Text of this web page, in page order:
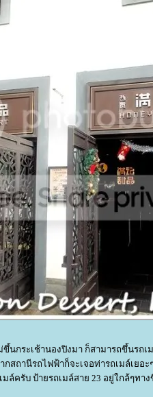
นกระเช้านองปิงมา ก็สามารถขึ้นรถเ
กสถานีรถไฟฟ้าก็จะเจอท่ารถเมล์เยอะ
ล์ครับ ป้ายรถเมล์สาย 23 อยู่ใกล้ๆทา